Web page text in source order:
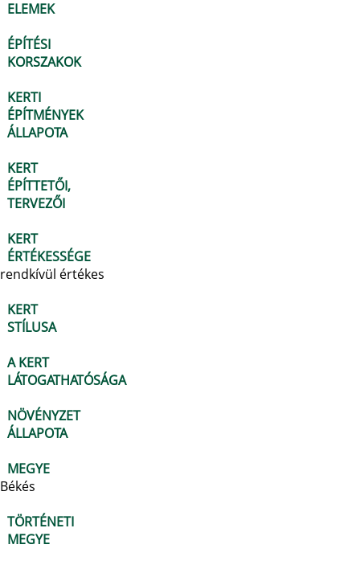
ELEMEK
ÉPÍTÉSI
KORSZAKOK
KERTI
ÉPÍTMÉNYEK
ÁLLAPOTA
KERT
ÉPÍTTETŐI,
TERVEZŐI
KERT
ÉRTÉKESSÉGE
rendkívül értékes
KERT
STÍLUSA
A KERT
LÁTOGATHATÓSÁGA
NÖVÉNYZET
ÁLLAPOTA
MEGYE
Békés
TÖRTÉNETI
MEGYE